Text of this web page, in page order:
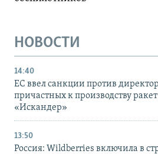
НОВОСТИ
14:40
ЕС ввел санкции против
причастных к производству
«Искандер»
13:50
Россия: Wildberries включила в